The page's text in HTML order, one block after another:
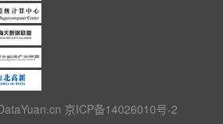
京ICP备14026010号-2